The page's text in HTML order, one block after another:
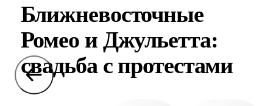
Ближневосточные
Ромео и Джульетта:
свадьба с протестами